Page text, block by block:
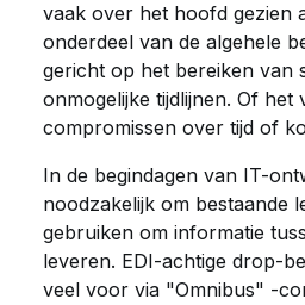
vaak over het hoofd gezien
onderdeel van de algehele
gericht op het bereiken van
onmogelijke tijdlijnen. Of het
compromissen over tijd of
In de begindagen van IT-
noodzakelijk om bestaande
gebruiken om informatie
leveren. EDI-achtige drop-
veel voor via "Omnibus" -